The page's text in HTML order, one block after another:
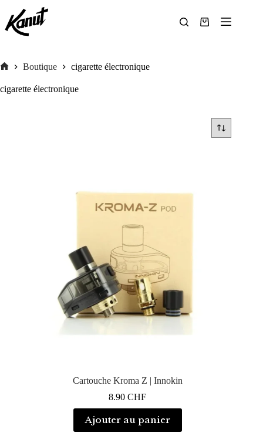
contenu
Panier
Boutique cigarette électronique
cigarette électronique
Cartouche Kroma Z | Innokin
8.90CHF
Ajouter au panier